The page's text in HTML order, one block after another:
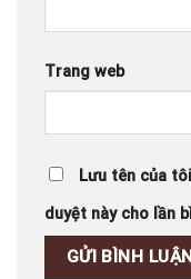
Trang web
Lưu tên của
duyệt này cho lần